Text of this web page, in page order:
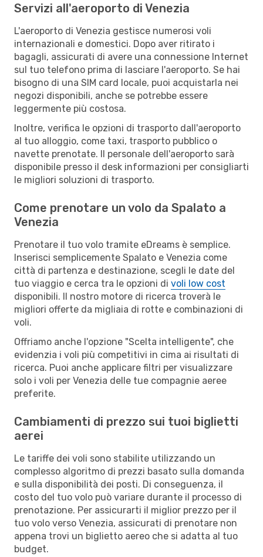
Servizi all'aeroporto di Venezia
L'aeroporto di Venezia gestisce numerosi voli
internazionali e domestici. Dopo aver ritirato i
bagagli, assicurati di avere una connessione Internet
sul tuo telefono prima di lasciare l'aeroporto. Se hai
bisogno di una SIM card locale, puoi acquistarla nei
negozi disponibili, anche se potrebbe essere
leggermente più costosa.
Inoltre, verifica le opzioni di trasporto dall'aeroporto
al tuo alloggio, come taxi, trasporto pubblico o
navette prenotate. Il personale dell'aeroporto sarà
disponibile presso il desk informazioni per consigliarti
le migliori soluzioni di trasporto.
Come prenotare un volo da Spalato a
Venezia
Prenotare il tuo volo tramite eDreams è semplice.
Inserisci semplicemente Spalato e Venezia come
città di partenza e destinazione, scegli le date del
tuo viaggio e cerca tra le opzioni di voli low cost
disponibili. Il nostro motore di ricerca troverà le
migliori offerte da migliaia di rotte e combinazioni di
voli.
Offriamo anche l'opzione "Scelta intelligente", che
evidenzia i voli più competitivi in cima ai risultati di
ricerca. Puoi anche applicare filtri per visualizzare
solo i voli per Venezia delle tue compagnie aeree
preferite.
Cambiamenti di prezzo sui tuoi biglietti
aerei
Le tariffe dei voli sono stabilite utilizzando un
complesso algoritmo di prezzi basato sulla domanda
e sulla disponibilità dei posti. Di conseguenza, il
costo del tuo volo può variare durante il processo di
prenotazione. Per assicurarti il miglior prezzo per il
tuo volo verso Venezia, assicurati di prenotare non
appena trovi un biglietto aereo che si adatta al tuo
budget.